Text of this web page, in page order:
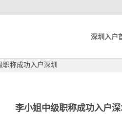
深圳入户
职称成功入户深圳
李小姐中级职称成功入户深